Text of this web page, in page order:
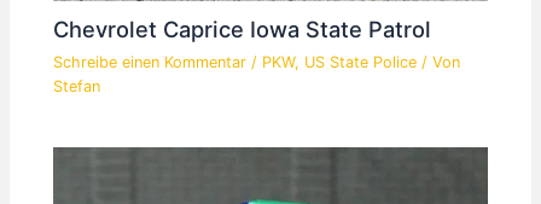
Chevrolet Caprice Iowa State Patrol
Schreibe einen Kommentar / PKW, US State Police / Von
Stefan